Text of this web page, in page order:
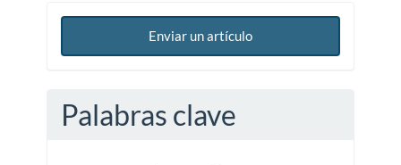
Enviar un artículo
Palabras clave